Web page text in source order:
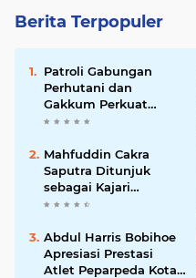
Berita Terpopuler
Patroli Gabungan
Perhutani dan
Gakkum Perkuat
Pengamanan Hutan di
Mahfuddin Cakra
Saputra Ditunjuk
sebagai Kajari
Sumbawa Barat dalam
Agung
Abdul Harris Bobihoe
Apresiasi Prestasi
Atlet Peparpeda Kota